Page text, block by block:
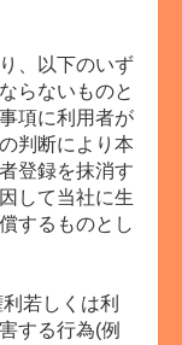
、以下のいず
らないものと
項に利用者が
判断により本
登録を抹消す
して当社に生
するものとし
若しくは利
する行為(例